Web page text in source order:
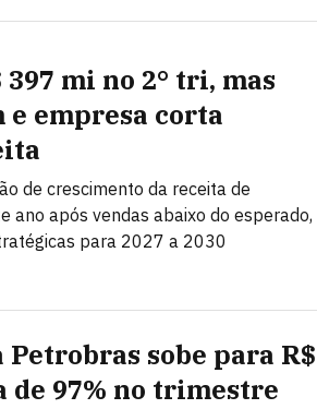
mi no 2° tri, mas
empresa corta
de crescimento da receita de
ano após vendas abaixo do esperado,
para 2027 a 2030
sobe para R$
de 97% no trimestre